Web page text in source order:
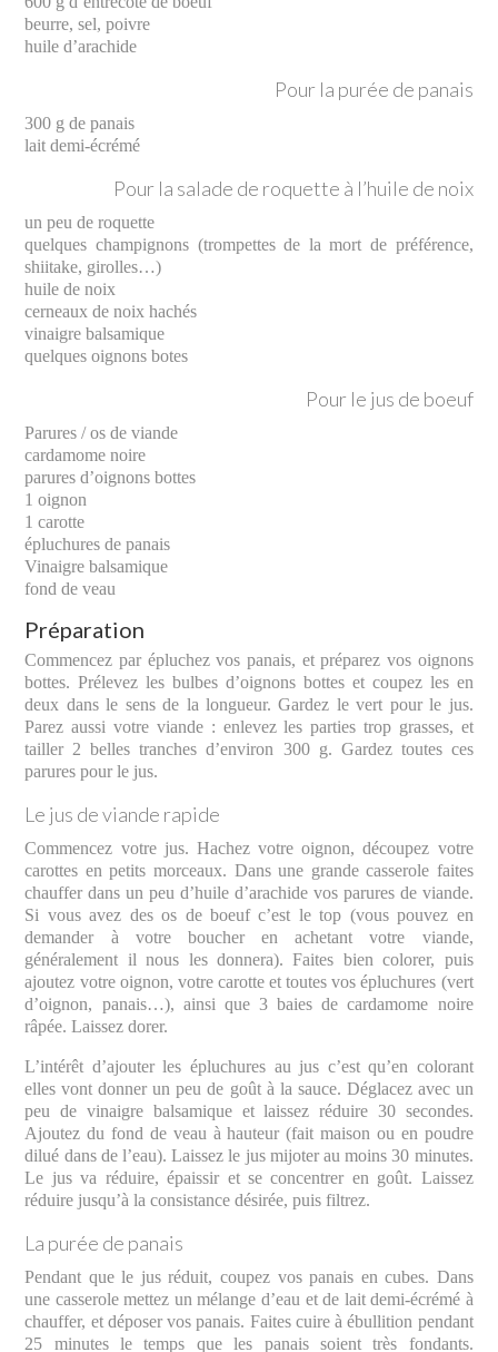
beurre, sel, poivre
huile d’arachide
Pour la purée de panais
300 g de panais
lait demi-écrémé
Pour la salade de roquette à l’huile de noix
un peu de roquette
quelques champignons (trompettes de la mort de préférence,
shiitake, girolles…)
huile de noix
cerneaux de noix hachés
vinaigre balsamique
quelques oignons botes
Pour le jus de boeuf
Parures / os de viande
cardamome noire
parures d’oignons bottes
1 oignon
1 carotte
épluchures de panais
Vinaigre balsamique
fond de veau
Préparation
Commencez par épluchez vos panais, et préparez vos oignons
bottes. Prélevez les bulbes d’oignons bottes et coupez les en
deux dans le sens de la longueur. Gardez le vert pour le jus.
Parez aussi votre viande : enlevez les parties trop grasses, et
tailler 2 belles tranches d’environ 300 g. Gardez toutes ces
parures pour le jus.
Le jus de viande rapide
Commencez votre jus. Hachez votre oignon, découpez votre
carottes en petits morceaux. Dans une grande casserole faites
chauffer dans un peu d’huile d’arachide vos parures de viande.
Si vous avez des os de boeuf c’est le top (vous pouvez en
demander à votre boucher en achetant votre viande,
généralement il nous les donnera). Faites bien colorer, puis
ajoutez votre oignon, votre carotte et toutes vos épluchures (vert
d’oignon, panais…), ainsi que 3 baies de cardamome noire
râpée. Laissez dorer.
L’intérêt d’ajouter les épluchures au jus c’est qu’en colorant
elles vont donner un peu de goût à la sauce. Déglacez avec un
peu de vinaigre balsamique et laissez réduire 30 secondes.
Ajoutez du fond de veau à hauteur (fait maison ou en poudre
dilué dans de l’eau). Laissez le jus mijoter au moins 30 minutes.
Le jus va réduire, épaissir et se concentrer en goût. Laissez
réduire jusqu’à la consistance désirée, puis filtrez.
La purée de panais
Pendant que le jus réduit, coupez vos panais en cubes. Dans
une casserole mettez un mélange d’eau et de lait demi-écrémé à
chauffer, et déposer vos panais. Faites cuire à ébullition pendant
25 minutes le temps que les panais soient très fondants.